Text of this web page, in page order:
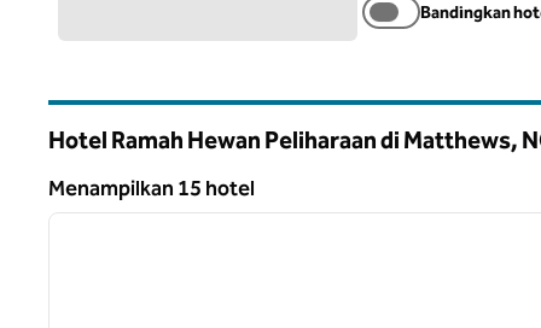
Bandingkan
Hotel Ramah Hewan Peliharaan di Matthews,
Menampilkan 15 hotel
Menampilkan 15 hotel
1 dari 12